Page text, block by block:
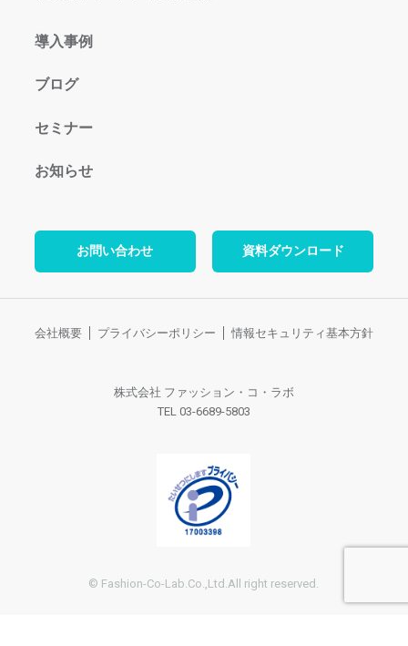
導入事例
ブログ
セミナー
お知らせ
お問い合わせ 資料ダウンロード
会社概要 プライバシーポリシー 情報セキュリティ基本方針
株式会社 ファッション・コ・ラボ
TEL 03-6689-5803
© Fashion-Co-Lab.Co.,Ltd.All right reserved.